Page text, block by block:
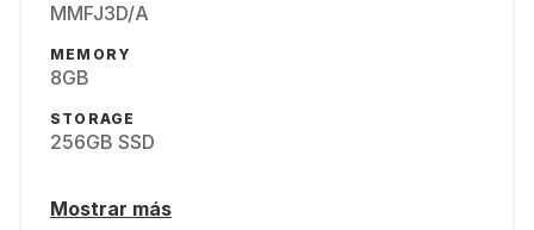
MMFJ3D/A
MEMORY
8GB
STORAGE
256GB SSD
Mostrar más